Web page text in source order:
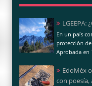
LGEEPA:
En un país
protección
Aprobada en
EdoMéx
con poesía,